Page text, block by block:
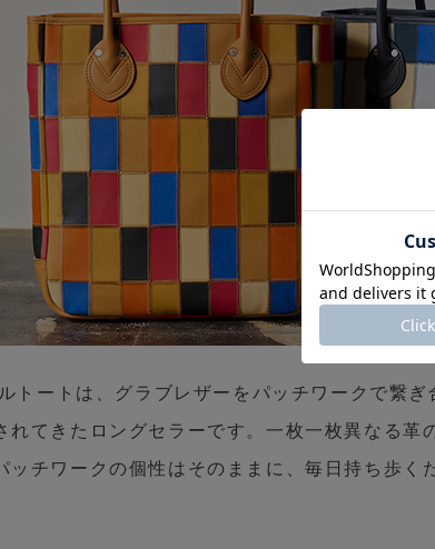
トートは、グラブレザーをパッチワークで繋
れてきたロングセラーです。一枚一枚異なる革
チワークの個性はそのままに、毎日持ち歩く